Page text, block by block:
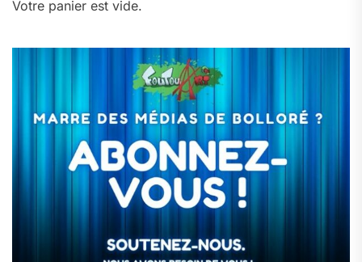
Votre panier est vide.